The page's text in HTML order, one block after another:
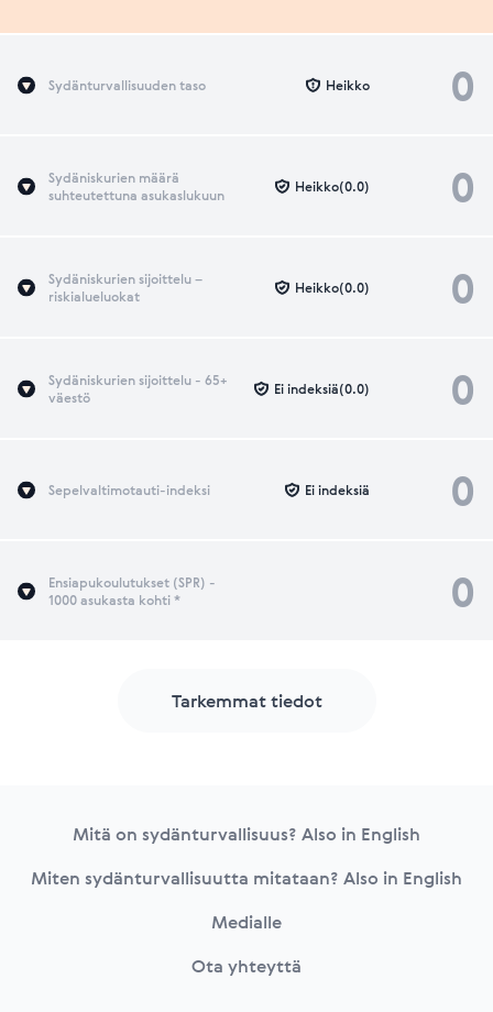
Sydänturvallisuuden taso 0
Heikko
Sydäniskurien määrä
suhteutettuna asukaslukuun
0
Heikko(0.0)
Sydäniskurien sijoittelu –
riskialueluokat
0
Heikko(0.0)
Sydäniskurien sijoittelu - 65+
väestö
0
Ei indeksiä(0.0)
Sepelvaltimotauti-indeksi 0
Ei indeksiä
Ensiapukoulutukset (SPR) -
1000 asukasta kohti *
0
Tarkemmat tiedot
Mitä on sydänturvallisuus? Also in English
Miten sydänturvallisuutta mitataan? Also in English
Medialle
Ota yhteyttä